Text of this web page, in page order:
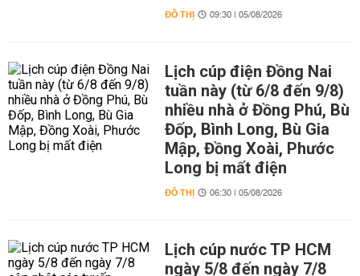
ĐÔ THỊ 09:30 | 05/08/2026
Lịch cúp điện Đồng Nai
tuần này (từ 6/8 đến 9/8)
nhiều nhà ở Đồng Phú, Bù
Đốp, Bình Long, Bù Gia
Mập, Đồng Xoài, Phước
Long bị mất điện
ĐÔ THỊ 06:30 | 05/08/2026
Lịch cúp nước TP HCM
ngày 5/8 đến ngày 7/8